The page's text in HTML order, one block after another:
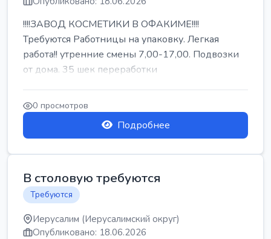
!!!!ЗАВОД КОСМЕТИКИ В ОФАКИМЕ!!!!
Требуются Работницы на упаковку. Легкая
работа!! утренние смены 7,00-17,00. Подвозки
от дома. 35 шек переработки
0 просмотров
Подробнее
В столовую требуются
Требуются
Иерусалим (Иерусалимский округ)
Опубликовано: 18.06.2026